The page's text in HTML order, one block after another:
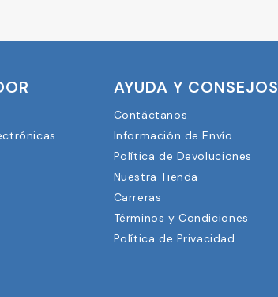
AYUDA Y CONSEJOS
Contáctanos
Información de Envío
Política de Devoluciones
Nuestra Tienda
Carreras
Términos y Condiciones
Política de Privacidad